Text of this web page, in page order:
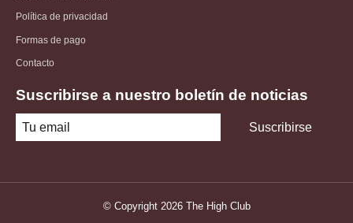
Política de privacidad
Formas de pago
Contacto
Suscribirse a nuestro boletín de noticias
Suscribirse
© Copyright 2026 The High Club